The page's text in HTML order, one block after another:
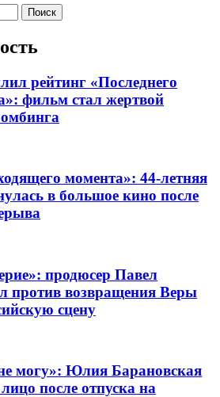
рейтинг «Последнего
фильм стал жертвой
момента»: 44-летняя
в большое кино после
продюсер Павел
против возвращения Веры
сцену
могу»: Юлия Барановская
после отпуска на